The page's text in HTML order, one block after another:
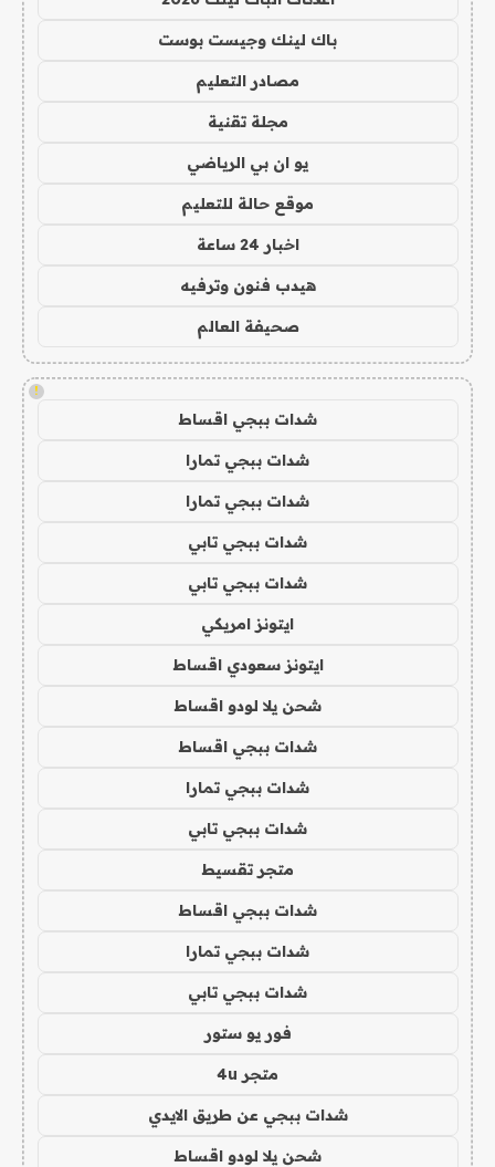
باك لينك وجيست بوست
مصادر التعليم
مجلة تقنية
يو ان بي الرياضي
موقع حالة للتعليم
اخبار 24 ساعة
هيدب فنون وترفيه
صحيفة العالم
!
شدات ببجي اقساط
شدات ببجي تمارا
شدات ببجي تمارا
شدات ببجي تابي
شدات ببجي تابي
ايتونز امريكي
ايتونز سعودي اقساط
شحن يلا لودو اقساط
شدات ببجي اقساط
شدات ببجي تمارا
شدات ببجي تابي
متجر تقسيط
شدات ببجي اقساط
شدات ببجي تمارا
شدات ببجي تابي
فور يو ستور
متجر 4u
شدات ببجي عن طريق الايدي
شحن يلا لودو اقساط